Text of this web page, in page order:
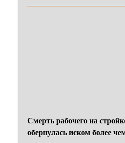
Смерть рабочего на
обернулась иском более